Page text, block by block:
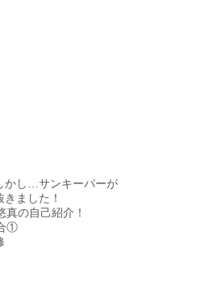
かし…サンキーパーが
ました！
の自己紹介！
①